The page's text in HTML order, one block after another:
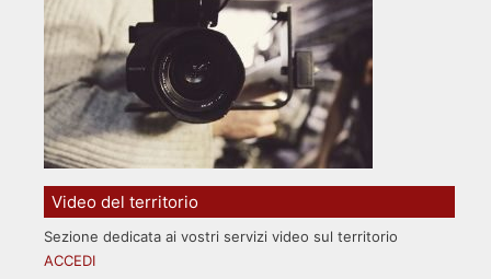
Video del territorio
Sezione dedicata ai vostri servizi video sul territorio
ACCEDI